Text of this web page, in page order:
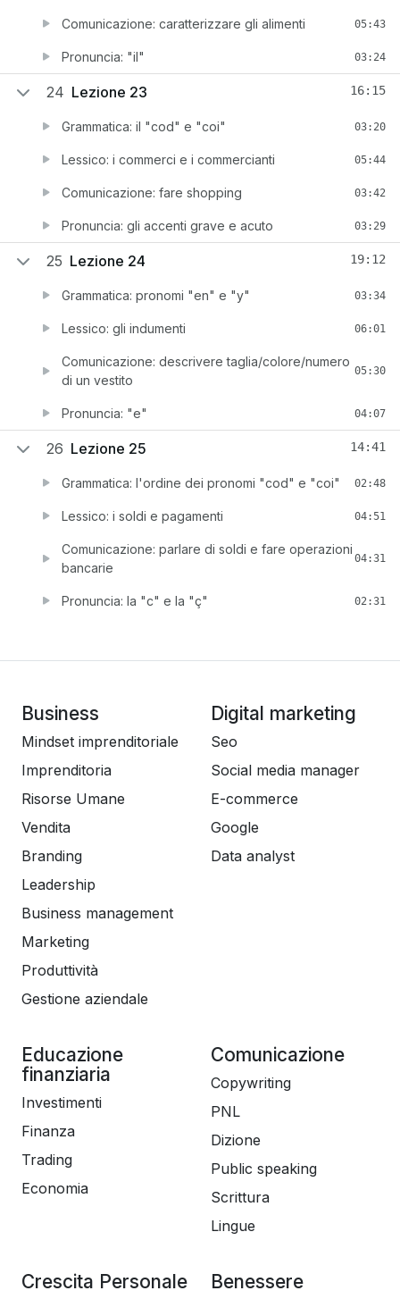
Comunicazione: caratterizzare gli alimenti 05:43
Pronuncia: "il" 03:24
24 Lezione 23 16:15
Grammatica: il "cod" e "coi" 03:20
Lessico: i commerci e i commercianti 05:44
Comunicazione: fare shopping 03:42
Pronuncia: gli accenti grave e acuto 03:29
25 Lezione 24 19:12
Grammatica: pronomi "en" e "y" 03:34
Lessico: gli indumenti 06:01
Comunicazione: descrivere taglia/colore/numero
di un vestito
05:30
Pronuncia: "e" 04:07
26 Lezione 25 14:41
Grammatica: l'ordine dei pronomi "cod" e "coi" 02:48
Lessico: i soldi e pagamenti 04:51
Comunicazione: parlare di soldi e fare operazioni
bancarie
04:31
Pronuncia: la "c" e la "ç" 02:31
Business
Mindset imprenditoriale
Imprenditoria
Risorse Umane
Vendita
Branding
Leadership
Business management
Marketing
Produttività
Gestione aziendale
Digital marketing
Seo
Social media manager
E-commerce
Google
Data analyst
Educazione
finanziaria
Investimenti
Finanza
Trading
Economia
Comunicazione
Copywriting
PNL
Dizione
Public speaking
Scrittura
Lingue
Crescita Personale Benessere